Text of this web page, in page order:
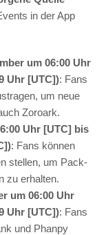
in der App
um 06:00 Uhr
Uhr [UTC]): Fans
um neue
Zoroark.
Uhr [UTC] bis
: Fans können
stellen, um Pack-
zu erhalten.
um 06:00 Uhr
Uhr [UTC]): Fans
und Phanpy